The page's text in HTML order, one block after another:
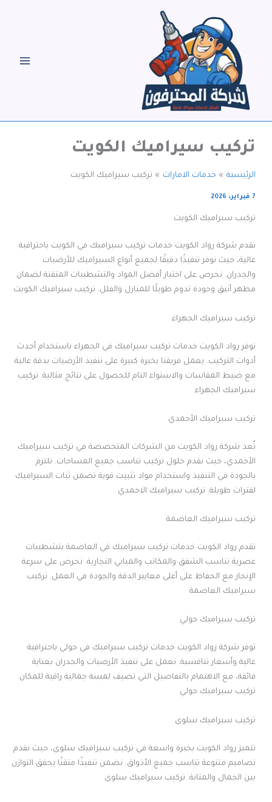
تركيب سيراميك الكويت
الرئيسية خدمات الامارات تركيب سيراميك الكويت
7 فبراير، 2026
تركيب سيراميك الكويت
تقدم شركة رواد الكويت خدمات تركيب سيراميك في الكويت باحترافية
عالية، حيث نوفر تنفيذًا دقيقًا لجميع أنواع السيراميك للأرضيات
والجدران. نحرص على اختيار أفضل المواد والتشطيبات المتقنة لضمان
مظهر أنيق وجودة تدوم طويلًا للمنازل والفلل. تركيب سيراميك الكويت
تركيب سيراميك الجهراء
توفر رواد الكويت خدمات تركيب سيراميك في الجهراء باستخدام أحدث
أدوات التركيب. يعمل فريقنا بخبرة كبيرة على تنفيذ الأرضيات بدقة عالية
مع ضبط المقاسات والاستواء التام للحصول على نتائج مثالية. تركيب
سيراميك الجهراء
تركيب سيراميك الأحمدي
تُعد شركة رواد الكويت من الشركات المتخصصة في تركيب سيراميك
الأحمدي، حيث نقدم حلول تركيب تناسب جميع المساحات. نلتزم
بالجودة في التنفيذ واستخدام مواد تثبيت قوية تضمن ثبات السيراميك
لفترات طويلة. تركيب سيراميك الاحمدي
تركيب سيراميك العاصمة
تقدم رواد الكويت خدمات تركيب سيراميك في العاصمة بتشطيبات
عصرية تناسب الشقق والمكاتب والمباني التجارية. نحرص على سرعة
الإنجاز مع الحفاظ على أعلى معايير الدقة والجودة في العمل. تركيب
سيراميك العاصمة
تركيب سيراميك حولي
توفر شركة رواد الكويت خدمات تركيب سيراميك في حولي باحترافية
عالية وأسعار تنافسية. نعمل على تنفيذ الأرضيات والجدران بعناية
فائقة، مع الاهتمام بالتفاصيل التي تضيف لمسة جمالية راقية للمكان.
تركيب سيراميك حولي
تركيب سيراميك سلوى
تتميز رواد الكويت بخبرة واسعة في تركيب سيراميك سلوى، حيث نقدم
تصاميم متنوعة تناسب جميع الأذواق. نضمن تنفيذًا متقنًا يحقق التوازن
بين الجمال والمتانة. تركيب سيراميك سلوى